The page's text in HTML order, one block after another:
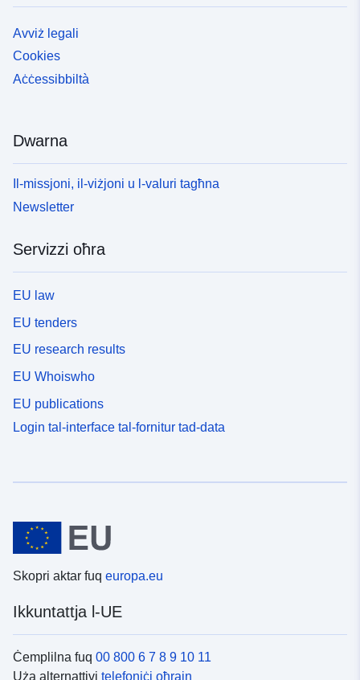
Avviż legali
Cookies
Aċċessibbiltà
Dwarna
Il-missjoni, il-viżjoni u l-valuri tagħna
Newsletter
Servizzi oħra
EU law
EU tenders
EU research results
EU Whoiswho
EU publications
Login tal-interface tal-fornitur tad-data
Skopri aktar fuq europa.eu
Ikkuntattja l-UE
Ċemplilna fuq 00 800 6 7 8 9 10 11
Uża alternattivi telefoniċi oħrajn